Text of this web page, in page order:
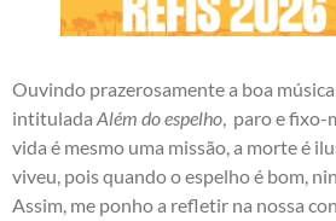
Ouvindo prazerosamente a boa
intitulada Além do espelho, paro e fixo-
vida é mesmo uma missão, a morte é
viveu, pois quando o espelho é bom,
Assim, me ponho a refletir na nossa